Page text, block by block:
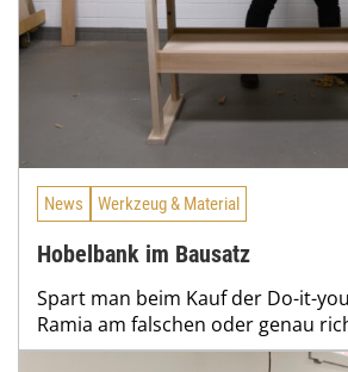
News Werkzeug & Material
Hobelbank im Bausatz
Spart man beim Kauf der Do-it-
Ramia am falschen oder genau